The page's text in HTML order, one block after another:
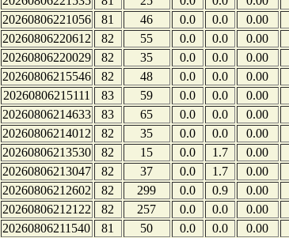
20260806221056
81 46 0.0 0.0 0.00
20260806220612
82 55 0.0 0.0 0.00
20260806220029
82 35 0.0 0.0 0.00
20260806215546
82 48 0.0 0.0 0.00
20260806215111
83 59 0.0 0.0 0.00
20260806214633
83 65 0.0 0.0 0.00
20260806214012
82 35 0.0 0.0 0.00
20260806213530
82 15 0.0 1.7 0.00
20260806213047
82 37 0.0 1.7 0.00
20260806212602
82 299 0.0 0.9 0.00
20260806212122
82 257 0.0 0.0 0.00
20260806211540
81 50 0.0 0.0 0.00